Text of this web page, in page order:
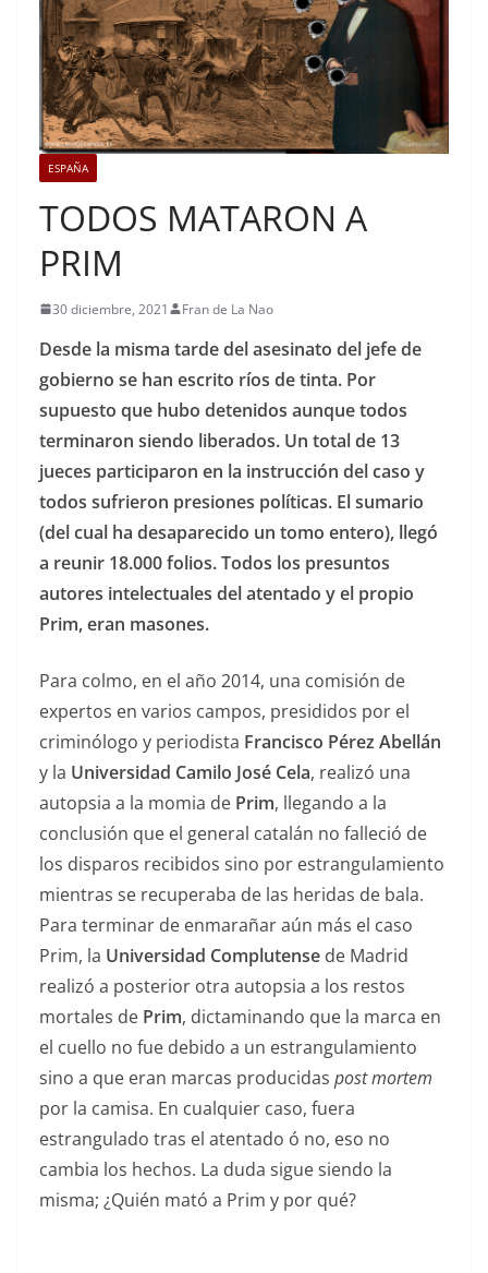
ESPAÑA
TODOS MATARON A
PRIM
30 diciembre, 2021 Fran de La Nao
Desde la misma tarde del asesinato del jefe de
gobierno se han escrito ríos de tinta. Por
supuesto que hubo detenidos aunque todos
terminaron siendo liberados. Un total de 13
jueces participaron en la instrucción del caso y
todos sufrieron presiones políticas. El sumario
(del cual ha desaparecido un tomo entero), llegó
a reunir 18.000 folios. Todos los presuntos
autores intelectuales del atentado y el propio
Prim, eran masones.
Para colmo, en el año 2014, una comisión de
expertos en varios campos, presididos por el
criminólogo y periodista Francisco Pérez Abellán
y la Universidad Camilo José Cela, realizó una
autopsia a la momia de Prim, llegando a la
conclusión que el general catalán no falleció de
los disparos recibidos sino por estrangulamiento
mientras se recuperaba de las heridas de bala.
Para terminar de enmarañar aún más el caso
Prim, la Universidad Complutense de Madrid
realizó a posterior otra autopsia a los restos
mortales de Prim, dictaminando que la marca en
el cuello no fue debido a un estrangulamiento
sino a que eran marcas producidas post mortem
por la camisa. En cualquier caso, fuera
estrangulado tras el atentado ó no, eso no
cambia los hechos. La duda sigue siendo la
misma; ¿Quién mató a Prim y por qué?